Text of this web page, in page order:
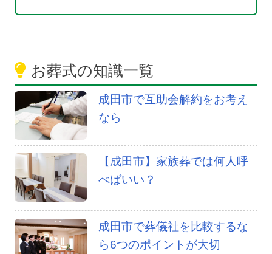
お葬式の知識一覧
成田市で互助会解約をお考え
なら
【成田市】家族葬では何人呼
べばいい？
成田市で葬儀社を比較するな
ら6つのポイントが大切